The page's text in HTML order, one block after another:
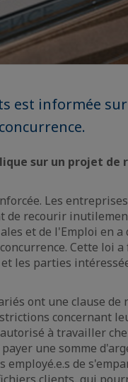
est informée
sur un projet de
Les
recourir
et de l'Emploi en
Cette loi
les parties
ont une clause de
concernant
à travailler
une somme
employé.e.s de
clients, qui